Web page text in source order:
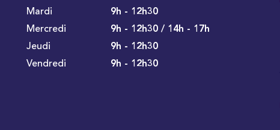
Mardi
9h - 12h30
Mercredi
9h - 12h30 / 14h - 17h
Jeudi
9h - 12h30
Vendredi
9h - 12h30